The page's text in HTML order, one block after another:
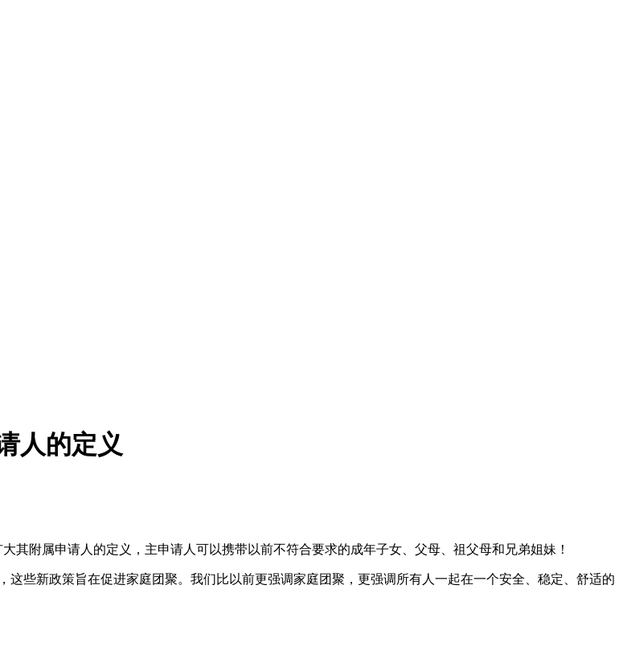
人的定义
其附属申请人的定义，主申请人可以携带以前不符合要求的成年子女、父母、祖父母和兄弟姐妹！
这些新政策旨在促进家庭团聚。我们比以前更强调家庭团聚，更强调所有人一起在一个安全、稳定、舒适的